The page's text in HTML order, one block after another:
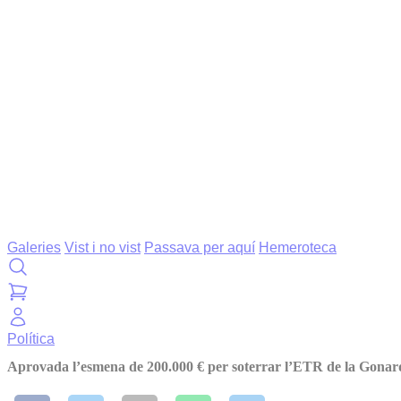
Galeries Vist i no vist Passava per aquí Hemeroteca
Política
Aprovada l’esmena de 200.000 € per soterrar l’ETR de la